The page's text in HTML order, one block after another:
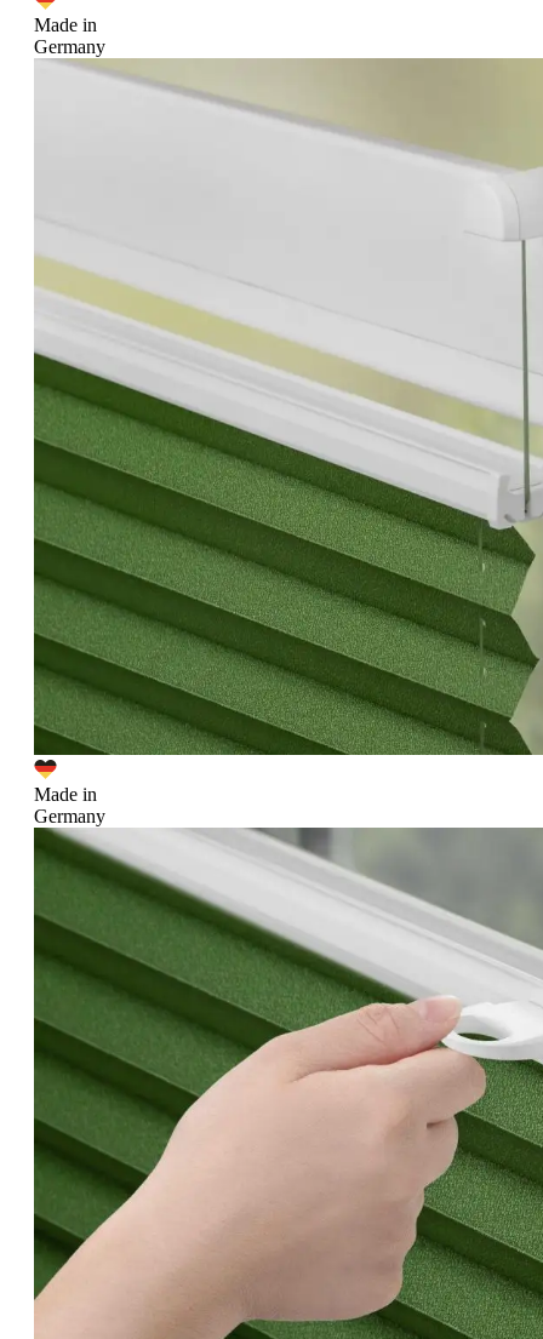
Made in
Germany
Made in
Germany